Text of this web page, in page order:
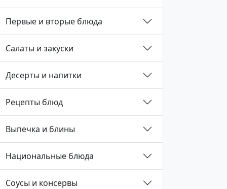
Первые и вторые блюда
Салаты и закуски
Десерты и напитки
Рецепты блюд
Выпечка и блины
Национальные блюда
Соусы и консервы